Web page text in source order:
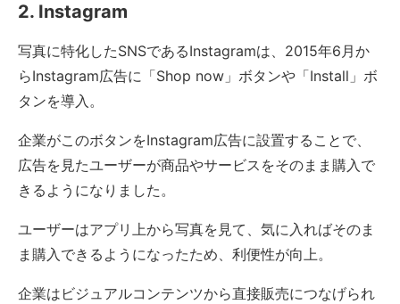
2. Instagram
写真に特化したSNSであるInstagramは、2015年6月か
らInstagram広告に「Shop now」ボタンや「Install」ボ
タンを導入。
企業がこのボタンをInstagram広告に設置することで、
広告を見たユーザーが商品やサービスをそのまま購入で
きるようになりました。
ユーザーはアプリ上から写真を見て、気に入ればそのま
ま購入できるようになったため、利便性が向上。
企業はビジュアルコンテンツから直接販売につなげられ